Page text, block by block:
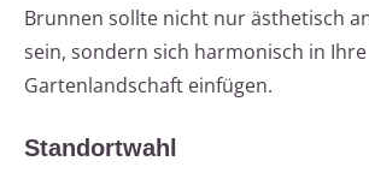
Brunnen sollte nicht nur ästhetisch
sein, sondern sich harmonisch in Ihre
Gartenlandschaft einfügen.
Standortwahl